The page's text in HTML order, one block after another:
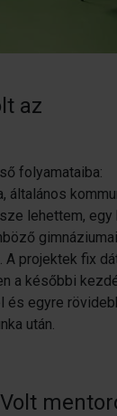
az
folyamataiba:
általános
lehettem, egy
A projektek fix
a későbbi
és egyre
után.